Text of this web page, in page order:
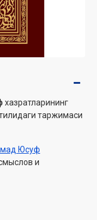
хазратларининг
таржимаси
Юсуф
и